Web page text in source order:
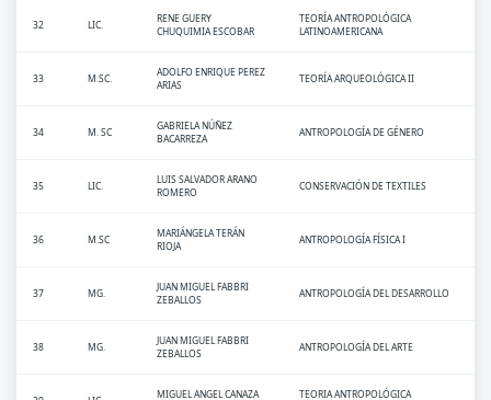
32 LIC.
RENE GUERY
CHUQUIMIA ESCOBAR
TEORÍA ANTROPOLÓGICA
LATINOAMERICANA
33 M.SC.
ADOLFO ENRIQUE PEREZ
ARIAS
TEORÍA ARQUEOLÓGICA II
34 M. SC
GABRIELA NÚÑEZ
BACARREZA
ANTROPOLOGÍA DE GÉNERO
35 LIC.
LUIS SALVADOR ARANO
ROMERO
CONSERVACIÓN DE TEXTILES
36 M.SC
MARIÁNGELA TERÁN
RIOJA
ANTROPOLOGÍA FÍSICA I
37 MG.
JUAN MIGUEL FABBRI
ZEBALLOS
ANTROPOLOGÍA DEL DESARROLLO
38 MG.
JUAN MIGUEL FABBRI
ZEBALLOS
ANTROPOLOGÍA DEL ARTE
MIGUEL ANGEL CANAZA TEORIA ANTROPOLÓGICA